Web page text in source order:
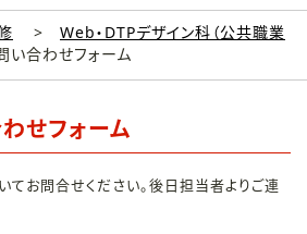
Web・DTPデザイン科（公共職業
い合わせフォーム
せフォーム
てお問合せください。後日担当者よりご連